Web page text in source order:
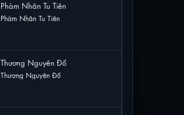
Phàm Nhân Tu Tiên
Phàm Nhân Tu Tiên
Thương Nguyên Đồ
Thương Nguyên Đồ